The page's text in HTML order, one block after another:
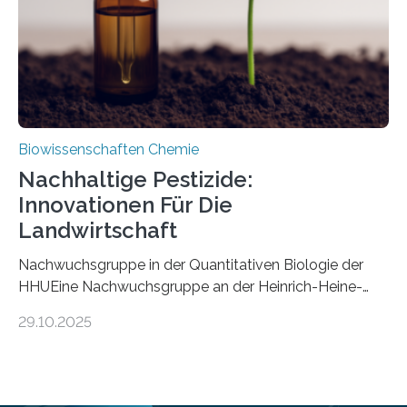
stellt gleichzeitig den ersten Fossilfund einer
Mückenlarve aus dem Mesozoikum dar, denn…
Biowissenschaften Chemie
Nachhaltige Pestizide:
Innovationen Für Die
Landwirtschaft
Nachwuchsgruppe in der Quantitativen Biologie der
HHUEine Nachwuchsgruppe an der Heinrich-Heine-
fünf Jahren erforschen, wie Bakterien auf
29.10.2025